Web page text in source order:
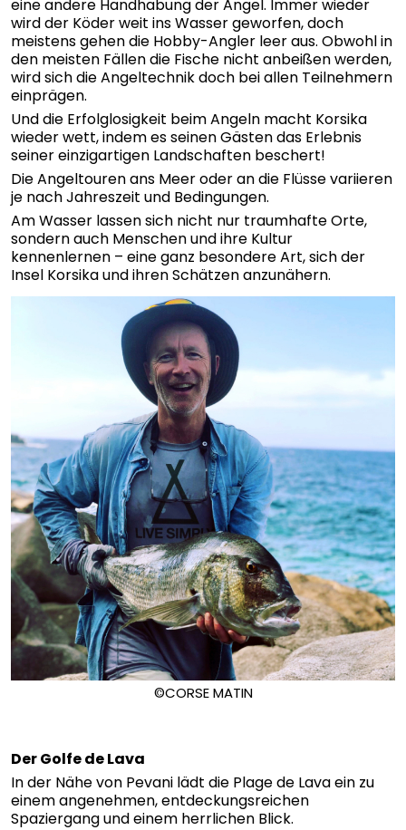
eine andere Handhabung der Angel. Immer wieder
wird der Köder weit ins Wasser geworfen, doch
meistens gehen die Hobby-Angler leer aus. Obwohl in
den meisten Fällen die Fische nicht anbeißen werden,
wird sich die Angeltechnik doch bei allen Teilnehmern
einprägen.
Und die Erfolglosigkeit beim Angeln macht Korsika
wieder wett, indem es seinen Gästen das Erlebnis
seiner einzigartigen Landschaften beschert!
Die Angeltouren ans Meer oder an die Flüsse variieren
je nach Jahreszeit und Bedingungen.
Am Wasser lassen sich nicht nur traumhafte Orte,
sondern auch Menschen und ihre Kultur
kennenlernen – eine ganz besondere Art, sich der
Insel Korsika und ihren Schätzen anzunähern.
©CORSE MATIN
Der Golfe de Lava
In der Nähe von Pevani lädt die Plage de Lava ein zu
einem angenehmen, entdeckungsreichen
Spaziergang und einem herrlichen Blick.